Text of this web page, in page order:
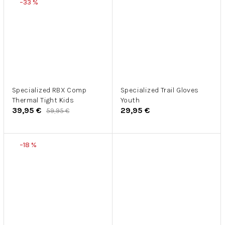
–33 %
Specialized RBX Comp
Thermal Tight Kids
39,95 € 59,95 €
Specialized Trail Gloves
Youth
29,95 €
–18 %